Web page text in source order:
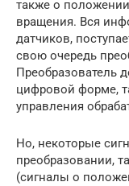
также о положении
вращения. Вся
датчиков,
свою очередь
Преобразователь
цифровой форме,
управления
Но, некоторые
преобразовании,
(сигналы о